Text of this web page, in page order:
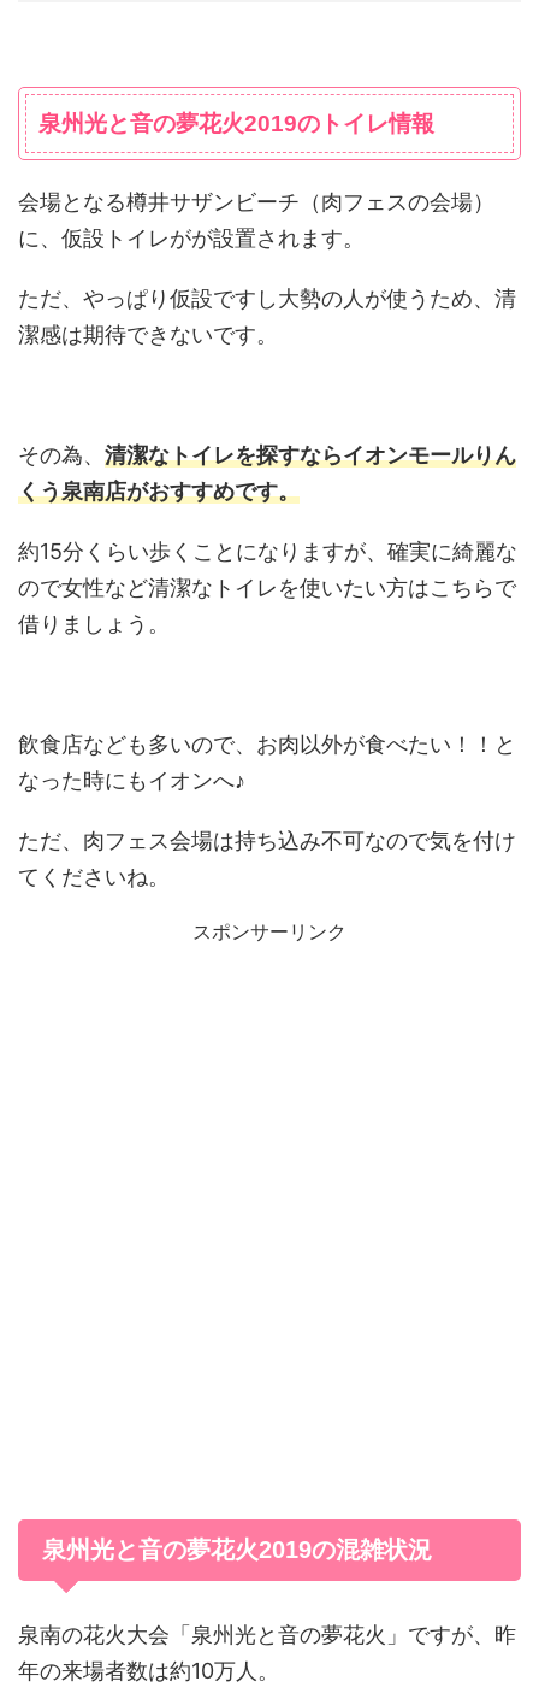
泉州光と音の夢花火2019のトイレ情報
会場となる樽井サザンビーチ（肉フェスの会場）
に、仮設トイレがが設置されます。
ただ、やっぱり仮設ですし大勢の人が使うため、清
潔感は期待できないです。
その為、 清潔なトイレを探すならイオンモールりん
くう泉南店がおすすめです。
約15分くらい歩くことになりますが、確実に綺麗な
ので女性など清潔なトイレを使いたい方はこちらで
借りましょう。
飲食店なども多いので、お肉以外が食べたい！！と
なった時にもイオンへ♪
ただ、肉フェス会場は持ち込み不可なので気を付け
てくださいね。
スポンサーリンク
泉州光と音の夢花火2019の混雑状況
泉南の花火大会「泉州光と音の夢花火」ですが、昨
年の来場者数は約10万人。